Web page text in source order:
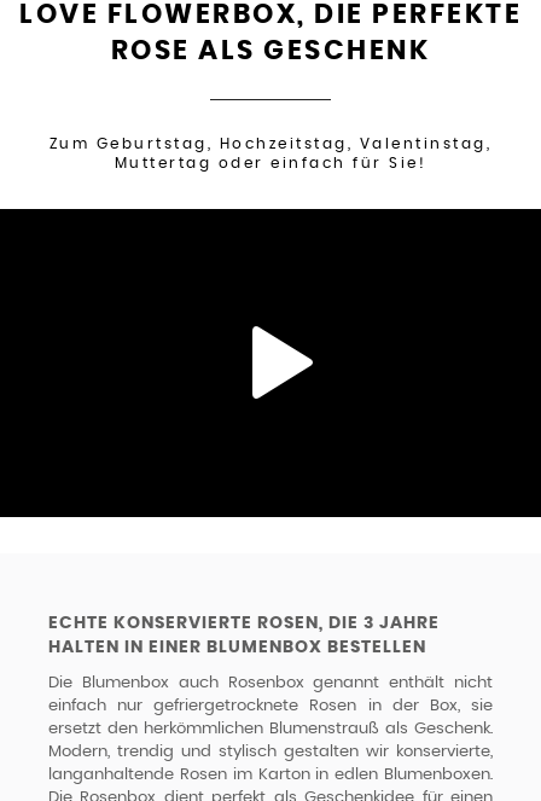
LOVE FLOWERBOX, DIE PERFEKTE
ROSE ALS GESCHENK
Zum Geburtstag, Hochzeitstag, Valentinstag,
Muttertag oder einfach für Sie!
ECHTE KONSERVIERTE ROSEN, DIE 3 JAHRE
HALTEN IN EINER BLUMENBOX BESTELLEN
Die Blumenbox auch Rosenbox genannt enthält nicht
einfach nur gefriergetrocknete Rosen in der Box, sie
ersetzt den herkömmlichen Blumenstrauß als Geschenk.
Modern, trendig und stylisch gestalten wir konservierte,
langanhaltende Rosen im Karton in edlen Blumenboxen.